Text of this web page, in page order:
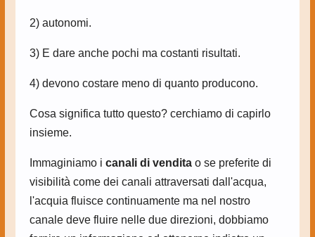
2) autonomi.
3) E dare anche pochi ma costanti risultati.
4) devono costare meno di quanto producono.
Cosa significa tutto questo? cerchiamo di capirlo
insieme.
Immaginiamo i canali di venditao se preferite di
visibilità come dei canali attraversati dall'acqua,
l'acquia fluisce continuamente ma nel nostro
canale deve fluire nelle due direzioni, dobbiamo